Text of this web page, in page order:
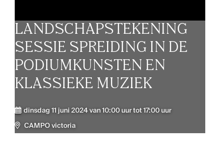
LANDSCHAPSTEKENING
SESSIE SPREIDING IN DE
PODIUMKUNSTEN EN
KLASSIEKE MUZIEK
dinsdag 11 juni 2024 van 10:00 uur tot 17:00 uur
CAMPO victoria